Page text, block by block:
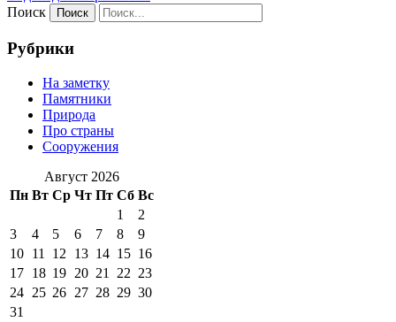
Поиск
Рубрики
На заметку
Памятники
Природа
Про страны
Сооружения
Август 2026
Пн Вт Ср Чт Пт Сб Вс
1
2
3
4 5 6 7 8
9
10 11 12 13 14 15 16
17 18 19 20 21 22 23
24 25 26 27 28 29 30
31